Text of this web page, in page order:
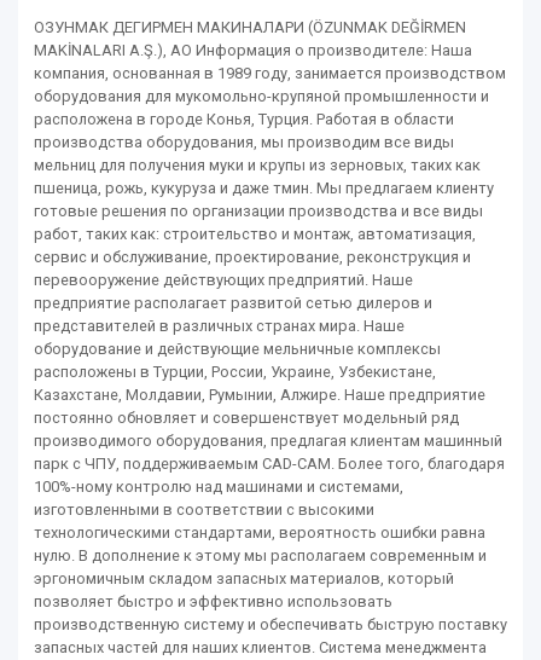
ОЗУНМАК ДЕГИРМЕН МАКИНАЛАРИ (ÖZUNMAK DEĞİRMEN
MAKİNALARI A.Ş.), АО Информация о производителе: Наша
компания, основанная в 1989 году, занимается производством
оборудования для мукомольно-крупяной промышленности и
расположена в городе Конья, Турция. Работая в области
производства оборудования, мы производим все виды
мельниц для получения муки и крупы из зерновых, таких как
пшеница, рожь, кукуруза и даже тмин. Мы предлагаем клиенту
готовые решения по организации производства и все виды
работ, таких как: строительство и монтаж, автоматизация,
сервис и обслуживание, проектирование, реконструкция и
перевооружение действующих предприятий. Наше
предприятие располагает развитой сетью дилеров и
представителей в различных странах мира. Наше
оборудование и действующие мельничные комплексы
расположены в Турции, России, Украине, Узбекистане,
Казахстане, Молдавии, Румынии, Алжире. Наше предприятие
постоянно обновляет и совершенствует модельный ряд
производимого оборудования, предлагая клиентам машинный
парк с ЧПУ, поддерживаемым CAD-CAM. Более того, благодаря
100%-ному контролю над машинами и системами,
изготовленными в соответствии с высокими
технологическими стандартами, вероятность ошибки равна
нулю. В дополнение к этому мы располагаем современным и
эргономичным складом запасных материалов, который
позволяет быстро и эффективно использовать
производственную систему и обеспечивать быструю поставку
запасных частей для наших клиентов. Система менеджмента